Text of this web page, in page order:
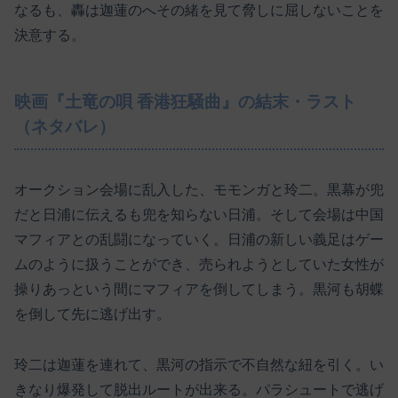
なるも、轟は迦蓮のへその緒を見て脅しに屈しないことを
決意する。
映画『土竜の唄 香港狂騒曲』の結末・ラスト
（ネタバレ）
オークション会場に乱入した、モモンガと玲二。黒幕が兜
だと日浦に伝えるも兜を知らない日浦。そして会場は中国
マフィアとの乱闘になっていく。日浦の新しい義足はゲー
ムのように扱うことができ、売られようとしていた女性が
操りあっという間にマフィアを倒してしまう。黒河も胡蝶
を倒して先に逃げ出す。
玲二は迦蓮を連れて、黒河の指示で不自然な紐を引く。い
きなり爆発して脱出ルートが出来る。パラシュートで逃げ